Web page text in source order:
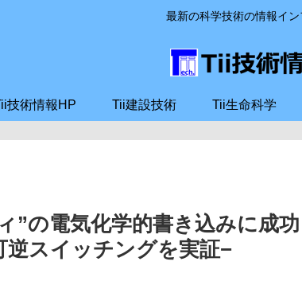
最新の科学技術の情報イン
技術情報HP Tii建設技術 Tii生命科学
”の電気化学的書き込みに成
逆スイッチングを実証−